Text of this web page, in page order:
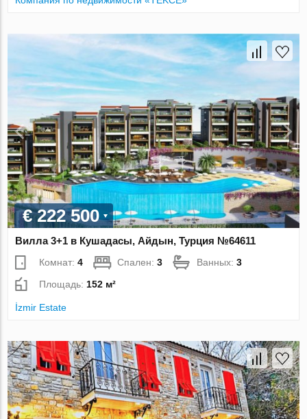
€ 222 500
Вилла 3+1 в Кушадасы, Айдын, Турция №64611
Комнат:4 Спален:3 Ванных:3
Площадь: 152 м²
İzmir Estate